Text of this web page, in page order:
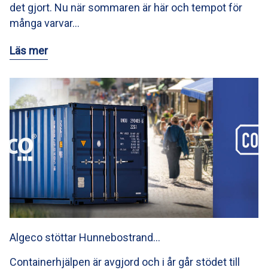
det gjort. Nu när sommaren är här och tempot för
många varvar…
Läs mer
Algeco stöttar Hunnebostrand…
Containerhjälpen är avgjord och i år går stödet till